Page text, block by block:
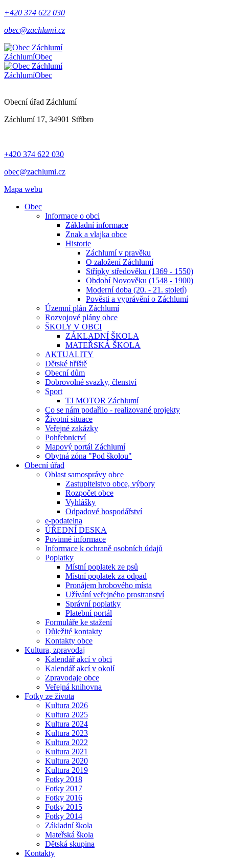
+420 374 622 030
obec@zachlumi.cz
ZáchlumíObec
ZáchlumíObec
Obecní úřad Záchlumí
Záchlumí 17, 34901 Stříbro
+420 374 622 030
obec@zachlumi.cz
Mapa webu
Obec
Informace o obci
Základní informace
Znak a vlajka obce
Historie
Záchlumí v pravěku
O založení Záchlumí
Střípky středověku (1369 - 1550)
Období Novověku (1548 - 1900)
Moderní doba (20. - 21. století)
Pověsti a vyprávění o Záchlumí
Územní plán Záchlumí
Rozvojové plány obce
ŠKOLY V OBCI
ZÁKLADNÍ ŠKOLA
MATEŘSKÁ ŠKOLA
AKTUALITY
Dětské hřiště
Obecní dům
Dobrovolné svazky, členství
Sport
TJ MOTOR Záchlumí
Co se nám podařilo - realizované projekty
Životní situace
Veřejné zakázky
Pohřebnictví
Mapový portál Záchlumí
Obytná zóna "Pod školou"
Obecní úřad
Oblast samosprávy obce
Zastupitelstvo obce, výbory
Rozpočet obce
Vyhlášky
Odpadové hospodářství
e-podatelna
ÚŘEDNÍ DESKA
Povinné informace
Informace k ochraně osobních údajů
Poplatky
Místní poplatek ze psů
Místní poplatek za odpad
Pronájem hrobového místa
Užívání veřejného prostranství
Správní poplatky
Platební portál
Formuláře ke stažení
Důležité kontakty
Kontakty obce
Kultura, zpravodaj
Kalendář akcí v obci
Kalendář akcí v okolí
Zpravodaje obce
Veřejná knihovna
Fotky ze života
Kultura 2026
Kultura 2025
Kultura 2024
Kultura 2023
Kultura 2022
Kultura 2021
Kultura 2020
Kultura 2019
Fotky 2018
Fotky 2017
Fotky 2016
Fotky 2015
Fotky 2014
Základní škola
Mateřská škola
Dětská skupina
Kontakty